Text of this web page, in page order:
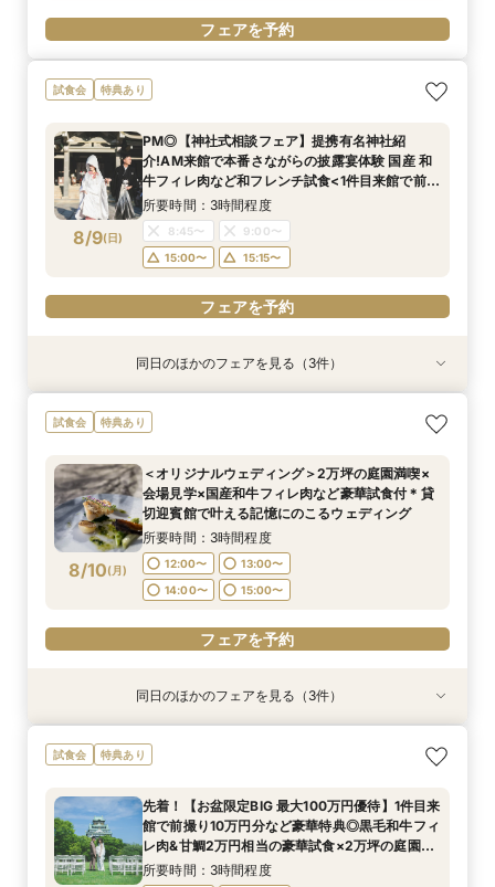
フェアを予約
試食会 特典あり
8/9(日)
PM◎【神社式相談フェア】提携有名神社紹
介!AM来館で本番さながらの披露宴体験 国産 和
牛フィレ肉など和フレンチ試食<1件目来館で前撮
り10万円分特典>
所要時間：3時間程度
8:45〜
9:00〜
15:00〜
15:15〜
フェアを予約
特典あり
8/9(日)
残▲【当館人気NO.1★最大55万円優待】甘鯛&黒
毛和牛など豪華試食×大阪城を望む庭園&迎賓館
華特典付きBIGフェア
所要時間：3時間程度
8:45〜
9:00〜
15:00〜
15:15〜
フェアを予約
特典あり
8/9(日)
ガーデン挙式丸わかり◎2万坪の庭園満喫×オリ
ジナルウェディング庭園&会場見学×国産和牛
所要時間：3時間程度
8:45〜
9:00〜
15:00〜
15:15〜
フェアを予約
特典あり
8/9(日)
【8/9限定5大特典】東京サロンで《大阪迎賓
館》のご相談＆お打合せ
9:00〜 15:00〜
フェアを予約
同日のほかのフェアを見る（3件）
試食会 特典あり
8/10(月)
＜オリジナルウェディング＞2万坪の庭園満喫×
会場見学×国産和牛フィレ肉など豪華試食付＊貸
切迎賓館で叶える記憶にのこるウェディング
所要時間：3時間程度
12:00〜
13:00〜
14:00〜
15:00〜
フェアを予約
特典あり
8/10(月)
＜平日限定＞挙式スタイル相談OK！約2万坪の自
然が広がる西の丸庭園＆会場見学＊ゆっくり相談
チコース
所要時間：3時間程度
12:00〜
13:00〜
14:00〜
15:00〜
特典あり
8/10(月)
【20名〜ご婚礼がお得】平日限定★ガーデン
チャペル&貸切迎賓館ALL見学会×おもてなしを
会
所要時間：3時間程度
12:00〜
13:00〜
14:00〜
15:00〜
特典あり
8/10(月)
【平日限定】和婚相談×豪華無料試食×大阪城を
望む貸切迎賓館見学＜有名提携神社紹介も◎和婚
所要時間：3時間程度
12:00〜
13:00〜
14:00〜
15:00〜
同日のほかのフェアを見る（3件）
試食会 特典あり
先着！【お盆限定BIG 最大100万円優待】1件目来
館で前撮り10万円分など豪華特典◎黒毛和牛フィ
レ肉&甘鯛2万円相当の豪華試食×2万坪の庭園
+迎賓館の見学ツアー
所要時間：3時間程度